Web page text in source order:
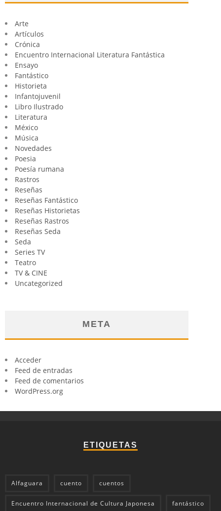
Arte
Artículos
Crónica
Encuentro Internacional Literatura Fantástica
Ensayo
Fantástico
Historieta
Infantojuvenil
Libro Ilustrado
Literatura
México
Música
Novedades
Poesia
Poesía rumana
Rastros
Reseñas
Reseñas Fantástico
Reseñas Historietas
Reseñas Rastros
Reseñas Seda
Seda
Series TV
Teatro
TV & CINE
Uncategorized
META
Acceder
Feed de entradas
Feed de comentarios
WordPress.org
ETIQUETAS
Alfaguara cuento cuentos
Encuentro Internacional de Cultura Japonesa fantástico